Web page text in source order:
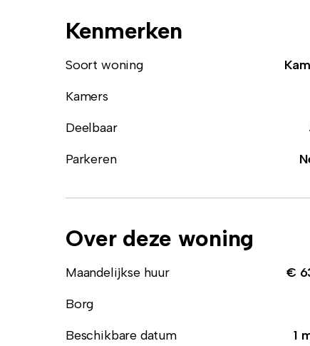
Kenmerken
Soort woning
Kamers
Deelbaar
Parkeren
Over deze woning
Maandelijkse huur €
Borg
Beschikbare datum
1